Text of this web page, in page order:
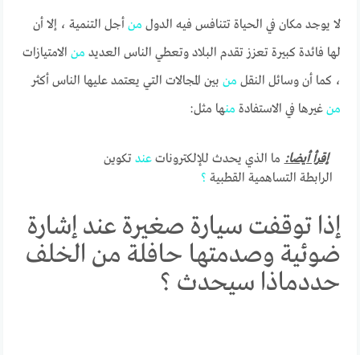
لا يوجد مكان في الحياة تتنافس فيه الدول من أجل التنمية ، إلا أن
لها فائدة كبيرة تعزز تقدم البلاد وتعطي الناس العديد من الامتيازات
، كما أن وسائل النقل من بين المجالات التي يعتمد عليها الناس أكثر
من غيرها في الاستفادة منها مثل:
إقرأ أيضا: ما الذي يحدث للإلكتروناتعند تكوين
الرابطة التساهمية القطبية ؟
إذا توقفت سيارة صغيرة عند إشارة
ضوئية وصدمتها حافلة من الخلف
حددماذا سيحدث ؟